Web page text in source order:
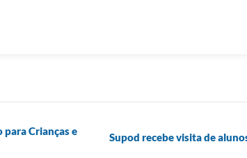
Crianças e
Supod recebe visita de